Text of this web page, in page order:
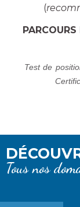
(
Test de
Tous nos